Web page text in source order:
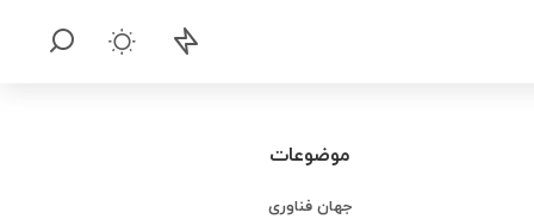
موضوعات
جهان فناوری